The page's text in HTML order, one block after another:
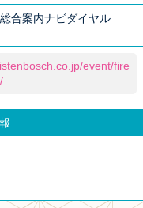
合案内ナビダイヤル
event/fire